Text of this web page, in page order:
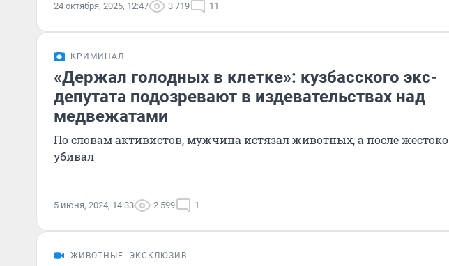
24 октября, 2025, 12:47 3 719 11
КРИМИНАЛ
«Держал голодных в клетке»: кузбасского экс-
депутата подозревают в издевательствах над
медвежатами
По словам активистов, мужчина истязал животных, а после жестоко
убивал
5 июня, 2024, 14:33 2 599 1
ЖИВОТНЫЕ ЭКСКЛЮЗИВ